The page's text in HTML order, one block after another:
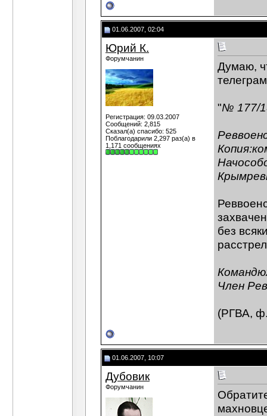
01.06.2007, 02:04
Юрий К.
Форумчанин
Регистрация: 09.03.2007
Сообщений: 2,815
Сказал(а) спасибо: 525
Поблагодарили 2,297 раз(а) в
1,171 сообщениях
Думаю,
"№ 177/
без
Член
(РГВА,
01.06.2007, 10:07
Дубовик
Форумчанин